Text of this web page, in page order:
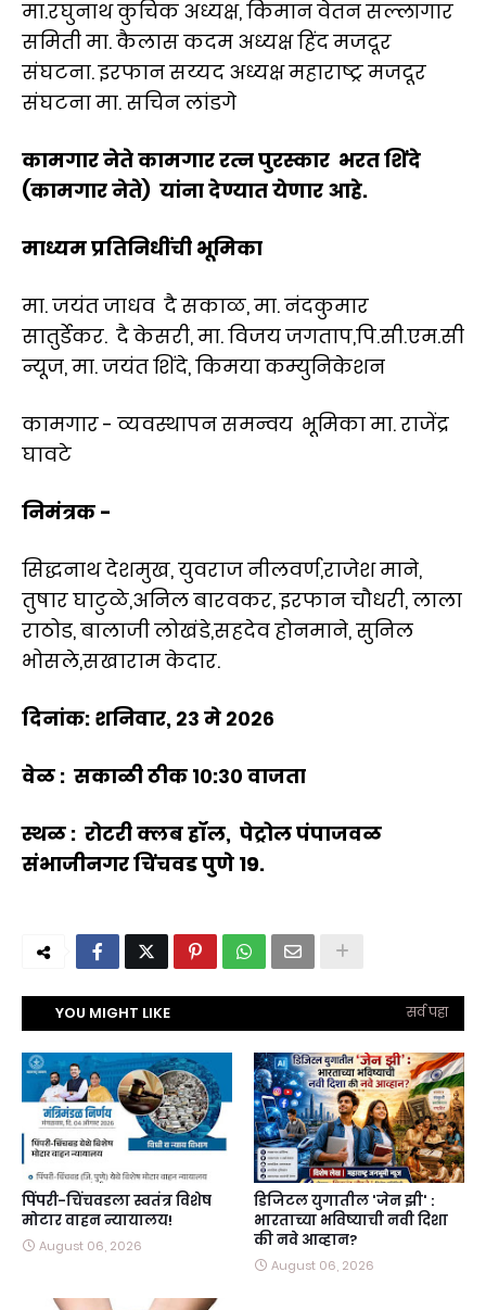
मा.रघुनाथ कुचिक अध्यक्ष, किमान वेतन सल्लागार
समिती मा. कैलास कदम अध्यक्ष हिंद मजदूर
संघटना. इरफान सय्यद अध्यक्ष महाराष्ट्र मजदूर
संघटना मा. सचिन लांडगे
कामगार नेते कामगार रत्न पुरस्कार भरत शिंदे
(कामगार नेते) यांना देण्यात येणार आहे.
माध्यम प्रतिनिधींची भूमिका
मा. जयंत जाधव दै सकाळ, मा. नंदकुमार
सातुर्डेकर. दै केसरी, मा. विजय जगताप,पि.सी.एम.सी
न्यूज, मा. जयंत शिंदे, किमया कम्युनिकेशन
कामगार - व्यवस्थापन समन्वय भूमिका मा. राजेंद्र
घावटे
निमंत्रक -
सिद्धनाथ देशमुख, युवराज नीलवर्ण,राजेश माने,
तुषार घाटुळे,अनिल बारवकर, इरफान चौधरी, लाला
राठोड, बालाजी लोखंडे,सहदेव होनमाने, सुनिल
भोसले,सखाराम केदार.
दिनांक: शनिवार, २३ मे २०२६
वेळ : सकाळी ठीक १०:३० वाजता
स्थळ : रोटरी क्लब हॉल, पेट्रोल पंपाजवळ
संभाजीनगर चिंचवड पुणे 19.
YOU MIGHT LIKE सर्व पहा
पिंपरी-चिंचवडला स्वतंत्र विशेष
मोटार वाहन न्यायालय!
August 06, 2026
डिजिटल युगातील 'जेन झी' :
भारताच्या भविष्याची नवी दिशा
की नवे आव्हान?
August 06, 2026